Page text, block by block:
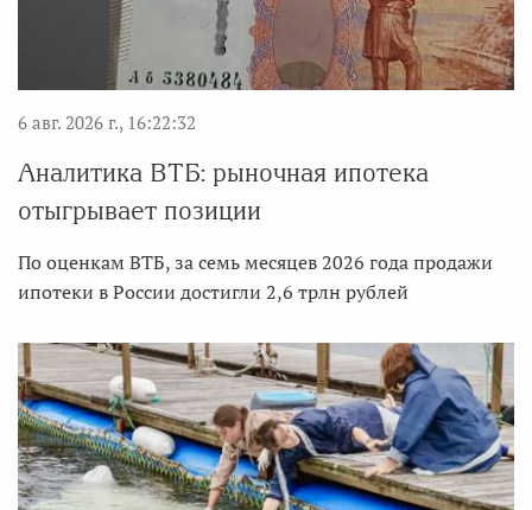
6 авг. 2026 г., 16:22:32
Аналитика ВТБ: рыночная ипотека
отыгрывает позиции
По оценкам ВТБ, за семь месяцев 2026 года продажи
ипотеки в России достигли 2,6 трлн рублей